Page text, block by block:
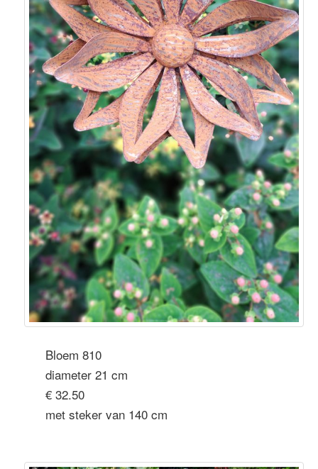
Bloem 810
diameter 21 cm
€ 32.50
met steker van 140 cm